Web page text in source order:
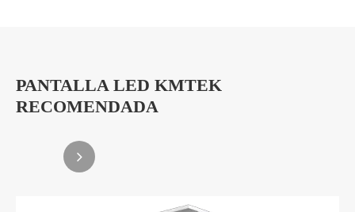
PANTALLA LED KMTEK
RECOMENDADA